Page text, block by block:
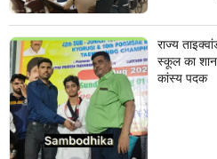
राज्य
स्कूल का
कांस्य पदक